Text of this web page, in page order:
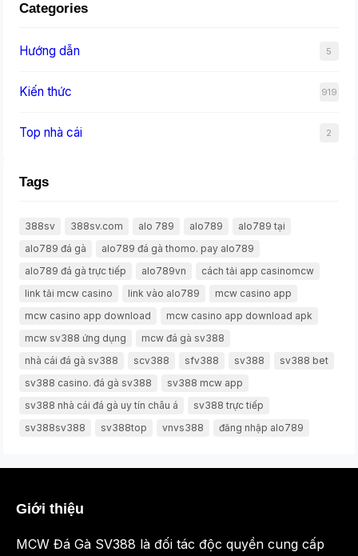
Categories
Hướng dẫn 5
Kiến thức 919
Top nhà cái 2
Tags
388sv 388sv.com alo 789 alo789
alo789 tại
alo789 đá gà
alo789 đá gà thomo. pay alo789
alo789 đá gà trực tiếp
alo789vn
cách tải app casinomcw
link tải mcw casino
link vào alo789
mcw casino app
mcw casino app download
mcw casino app download apk
mcw sv388 ứng dụng
mcw đá gà sv388
nhà cái đá gà sv388
scv388 sfv388 sv388
sv388 bet
sv388 casino. đá gà sv388
sv388 mcw app
sv388 nhà cái đá gà uy tín châu á
sv388 trực tiếp
sv388sv388
sv388top vnvs388 đăng nhập alo789
Giới thiệu
MCW Đá Gà SV388 là đối tác độc quyền cung cấp